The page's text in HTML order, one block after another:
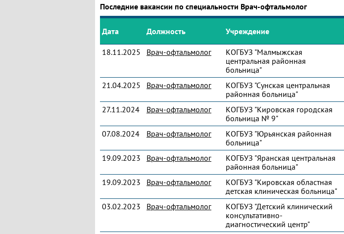
Последние вакансии по специальности Врач-офтальмолог
Дата Должность Учреждение
18.11.2025
Врач-офтальмолог
КОГБУЗ "Малмыжская
центральная районная
больница"
21.04.2025 Врач-офтальмолог
КОГБУЗ "Сунская центральная
районная больница"
27.11.2024 Врач-офтальмолог
КОГБУЗ "Кировская городская
больница № 9"
07.08.2024 Врач-офтальмолог
КОГБУЗ "Юрьянская районная
больница"
19.09.2023 Врач-офтальмолог
КОГБУЗ "Яранская центральная
районная больница"
19.09.2023 Врач-офтальмолог
КОГБУЗ "Кировская областная
детская клиническая больница"
03.02.2023 Врач-офтальмолог
КОГБУЗ "Детский клинический
консультативно-
диагностический центр"